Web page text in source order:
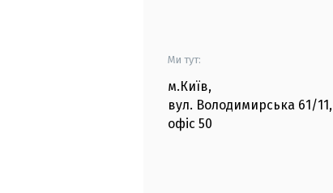
Ми тут:
м.Київ,
вул. Володимирська 61/11,
офіс 50